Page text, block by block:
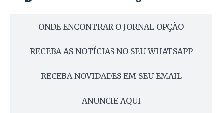
ONDE ENCONTRAR O JORNAL OPÇÃO
RECEBA AS NOTÍCIAS NO SEU WHATSAPP
RECEBA NOVIDADES EM SEU EMAIL
ANUNCIE AQUI